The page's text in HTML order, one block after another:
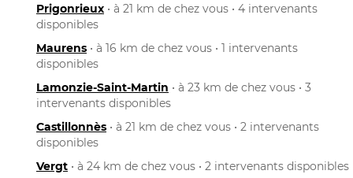
Prigonrieux • à 21 km de chez vous • 4 intervenants
disponibles
Maurens • à 16 km de chez vous • 1 intervenants
disponibles
Lamonzie-Saint-Martin • à 23 km de chez vous • 3
intervenants disponibles
Castillonnès • à 21 km de chez vous • 2 intervenants
disponibles
Vergt • à 24 km de chez vous • 2 intervenants disponibles